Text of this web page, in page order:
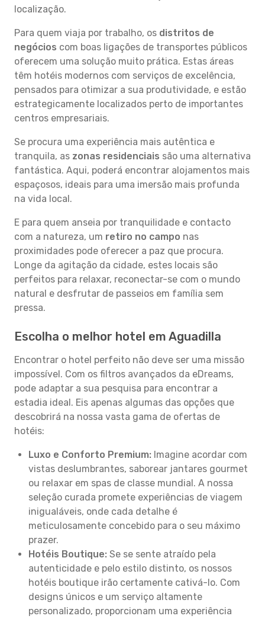
localização.
Para quem viaja por trabalho, os distritos de
negócios com boas ligações de transportes públicos
oferecem uma solução muito prática. Estas áreas
têm hotéis modernos com serviços de excelência,
pensados para otimizar a sua produtividade, e estão
estrategicamente localizados perto de importantes
centros empresariais.
Se procura uma experiência mais autêntica e
tranquila, as zonas residenciais são uma alternativa
fantástica. Aqui, poderá encontrar alojamentos mais
espaçosos, ideais para uma imersão mais profunda
na vida local.
E para quem anseia por tranquilidade e contacto
com a natureza, um retiro no campo nas
proximidades pode oferecer a paz que procura.
Longe da agitação da cidade, estes locais são
perfeitos para relaxar, reconectar-se com o mundo
natural e desfrutar de passeios em família sem
pressa.
Escolha o melhor hotel em Aguadilla
Encontrar o hotel perfeito não deve ser uma missão
impossível. Com os filtros avançados da eDreams,
pode adaptar a sua pesquisa para encontrar a
estadia ideal. Eis apenas algumas das opções que
descobrirá na nossa vasta gama de ofertas de
hotéis:
Luxo e Conforto Premium: Imagine acordar com
vistas deslumbrantes, saborear jantares gourmet
ou relaxar em spas de classe mundial. A nossa
seleção curada promete experiências de viagem
inigualáveis, onde cada detalhe é
meticulosamente concebido para o seu máximo
prazer.
Hotéis Boutique: Se se sente atraído pela
autenticidade e pelo estilo distinto, os nossos
hotéis boutique irão certamente cativá-lo. Com
designs únicos e um serviço altamente
personalizado, proporcionam uma experiência